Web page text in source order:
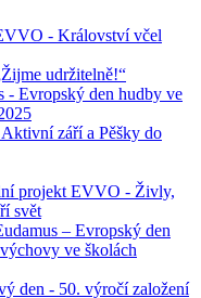
- Království včel
udržitelně!“
- Evropský den hudby ve
září a Pěšky do
projekt EVVO - Živly,
svět
– Evropský den
ve školách
den - 50. výročí založení